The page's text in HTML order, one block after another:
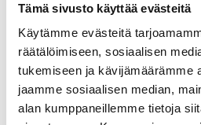
Tämä sivusto käyttää evästeitä
Käytämme evästeitä
räätälöimiseen, sosiaalisen
tukemiseen ja kävijämäärämme
jaamme sosiaalisen median,
alan kumppaneillemme tietoja
Lattiamateriaalien kuvaus
Muovimatto, parketti
Kohteen säilytystilat:
Kaapistot, ullakko ja kellari
Kohteessa on